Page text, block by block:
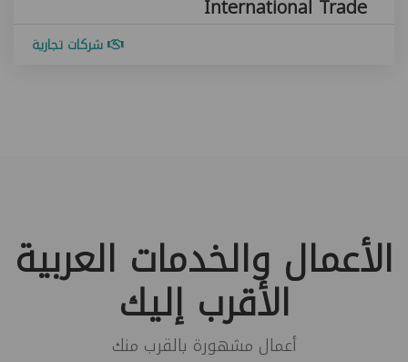
International Trade
شركات تجارية
الأعمال والخدمات العربية
الأقرب إليك
أعمال مشهورة بالقرب منك